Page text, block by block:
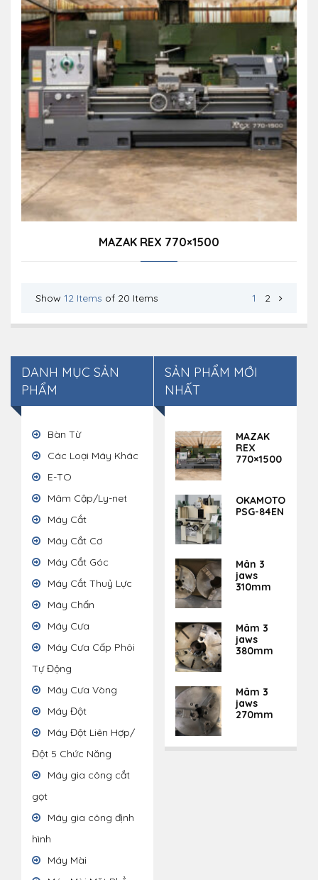
DANH MỤC SẢN
PHẨM
Bàn Từ
Các Loại Máy Khác
E-TO
Mâm Cập/Ly-net
Máy Cắt
Máy Cắt Cơ
Máy Cắt Góc
Máy Cắt Thuỷ Lực
Máy Chấn
Máy Cưa
Máy Cưa Cấp Phôi
Tự Động
Máy Cưa Vòng
Máy Đột
Máy Đột Liên Hợp/
Đột 5 Chức Năng
Máy gia công cắt
gọt
Máy gia công định
hình
Máy Mài
SẢN PHẨM MỚI
NHẤT
MAZAK
REX
770×1500
OKAMOTO
PSG-84EN
Mân 3
jaws
310mm
Mâm 3
jaws
380mm
Mâm 3
jaws
270mm
MAZAK REX 770×1500
Show 12 Items of 20 Items 1 2